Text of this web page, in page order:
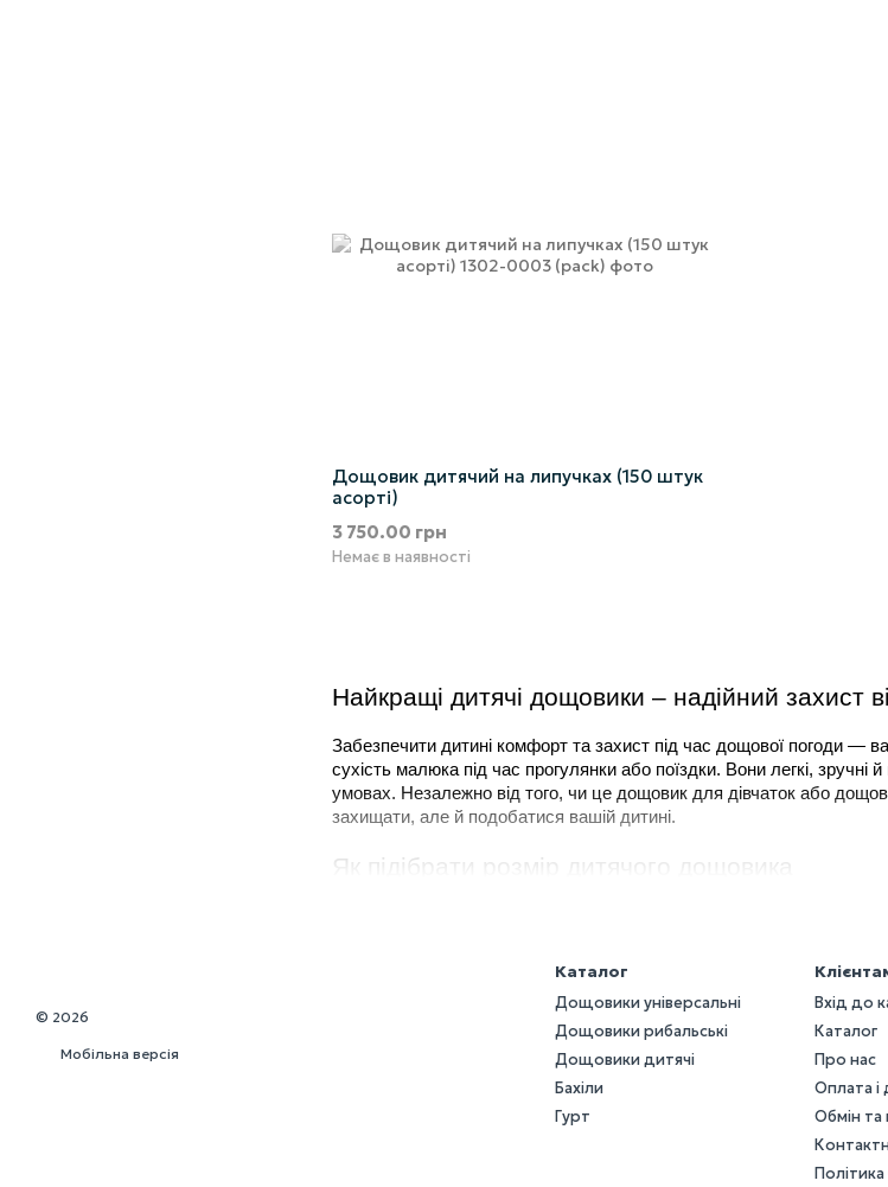
Найкращі дитячі дощовики – надійний захист
Забезпечити дитині комфорт та захист під час дощової погоди —
сухість малюка під час прогулянки або поїздки. Вони легкі,
умовах. Незалежно від того, чи це дощовик для дівчаток або
захищати, але й подобатися вашій дитині.
Як підібрати розмір дитячого дощовика
занадто тісним або надто вільним, щоб забезпечити комфорт і
: варто підібрати дощовик, який достатньо довгий,
: важливо, щоб дитина могла легко піднімати
Розмірна сітка для дитячих і підліткових дощовиків від Ваш
Розмір
Дощовик дитячий на липучках (150 штук
асорті)
3 750.00 грн
Немає в наявності
© 2026
Мобільна версія
Каталог
Дощовики універсальні
Дощовики рибальські
Дощовики дитячі
Бахіли
Гурт
Вхід до
Каталог
Про нас
Оплата і
Обмін